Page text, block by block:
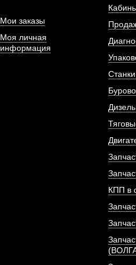
ПОД
Ремень
Мои заказы
Моя личная
информация
КПП в